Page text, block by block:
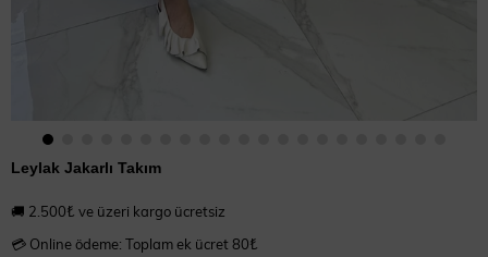
Leylak Jakarlı Takım
🚚 2.500₺ ve üzeri kargo ücretsiz
💳 Online ödeme: Toplam ek ücret 80₺